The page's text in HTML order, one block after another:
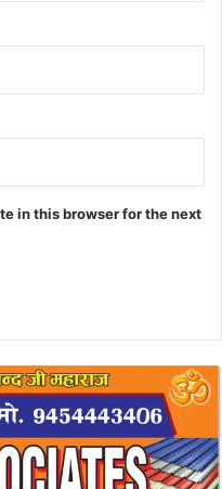
in this browser for the next